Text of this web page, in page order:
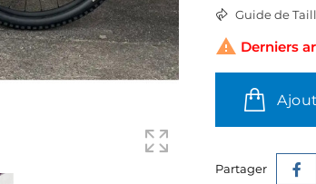
Guide de
 Derniers
Partager